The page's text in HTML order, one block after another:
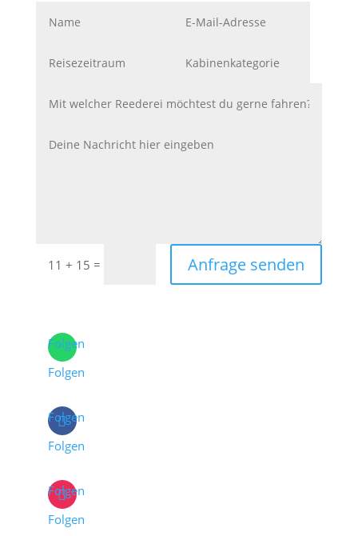
11 + 15 = Anfrage senden
Folgen
Folgen
Folgen
Folgen
Folgen
Folgen